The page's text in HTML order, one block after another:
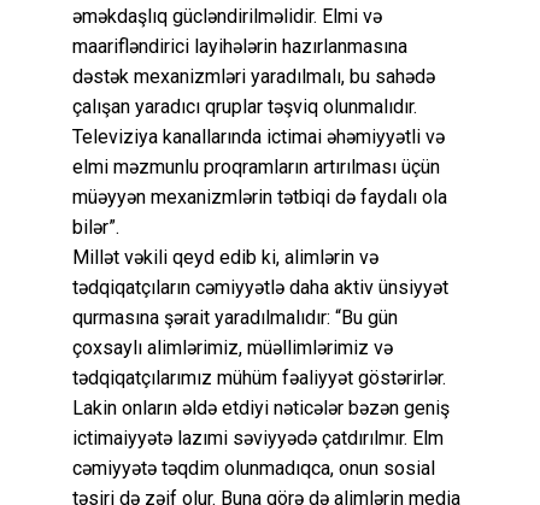
əməkdaşlıq gücləndirilməlidir. Elmi və
maarifləndirici layihələrin hazırlanmasına
dəstək mexanizmləri yaradılmalı, bu sahədə
çalışan yaradıcı qruplar təşviq olunmalıdır.
Televiziya kanallarında ictimai əhəmiyyətli və
elmi məzmunlu proqramların artırılması üçün
müəyyən mexanizmlərin tətbiqi də faydalı ola
bilər”.
Millət vəkili qeyd edib ki, alimlərin və
tədqiqatçıların cəmiyyətlə daha aktiv ünsiyyət
qurmasına şərait yaradılmalıdır: “Bu gün
çoxsaylı alimlərimiz, müəllimlərimiz və
tədqiqatçılarımız mühüm fəaliyyət göstərirlər.
Lakin onların əldə etdiyi nəticələr bəzən geniş
ictimaiyyətə lazımi səviyyədə çatdırılmır. Elm
cəmiyyətə təqdim olunmadıqca, onun sosial
təsiri də zəif olur. Buna görə də alimlərin media